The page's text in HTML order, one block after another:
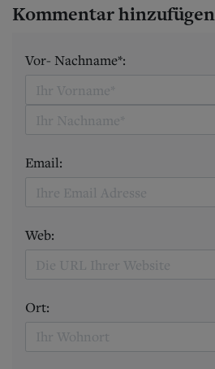
Kommentar hinzufügen
Vor- Nachname*:
Email:
Web:
Ort: